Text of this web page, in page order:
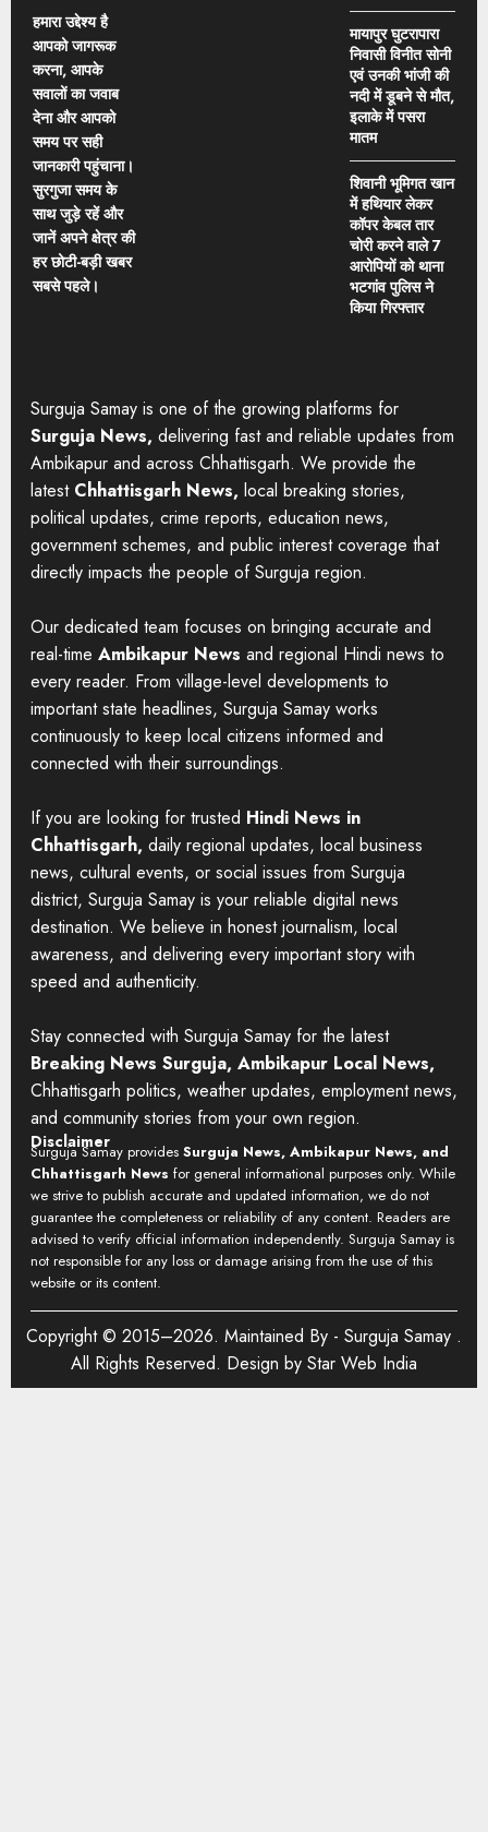
हमारा उद्देश्य है
आपको जागरूक
करना, आपके
सवालों का जवाब
देना और आपको
समय पर सही
जानकारी पहुंचाना।
सुरगुजा समय के
साथ जुड़े रहें और
जानें अपने क्षेत्र की
हर छोटी-बड़ी खबर
सबसे पहले।
मायापुर घुटरापारा
निवासी विनीत सोनी
एवं उनकी भांजी की
नदी में डूबने से मौत,
इलाके में पसरा
मातम
शिवानी भूमिगत खान
में हथियार लेकर
कॉपर केबल तार
चोरी करने वाले 7
आरोपियों को थाना
भटगांव पुलिस ने
किया गिरफ्तार
Surguja Samay is one of the growing platforms for
Surguja News, delivering fast and reliable updates from
Ambikapur and across Chhattisgarh. We provide the
latest Chhattisgarh News, local breaking stories,
political updates, crime reports, education news,
government schemes, and public interest coverage that
directly impacts the people of Surguja region.
Our dedicated team focuses on bringing accurate and
real-time Ambikapur News and regional Hindi news to
every reader. From village-level developments to
important state headlines, Surguja Samay works
continuously to keep local citizens informed and
connected with their surroundings.
If you are looking for trusted Hindi News in
Chhattisgarh, daily regional updates, local business
news, cultural events, or social issues from Surguja
district, Surguja Samay is your reliable digital news
destination. We believe in honest journalism, local
awareness, and delivering every important story with
speed and authenticity.
Stay connected with Surguja Samay for the latest
Breaking News Surguja, Ambikapur Local News,
Chhattisgarh politics, weather updates, employment news,
and community stories from your own region.
Disclaimer
Surguja Samay provides Surguja News, Ambikapur News, and
Chhattisgarh News for general informational purposes only. While
we strive to publish accurate and updated information, we do not
guarantee the completeness or reliability of any content. Readers are
advised to verify official information independently. Surguja Samay is
not responsible for any loss or damage arising from the use of this
website or its content.
Copyright © 2015–2026. Maintained By - Surguja Samay .
All Rights Reserved. Design by Star Web India